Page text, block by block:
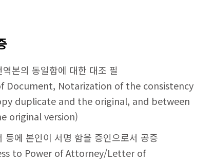
본의 동일함에 대한 대조 필
Document, Notarization of the consistency
duplicate and the original, and between
original version)
등에 본인이 서명 함을 증인으로서 공증
to Power of Attorney/Letter of